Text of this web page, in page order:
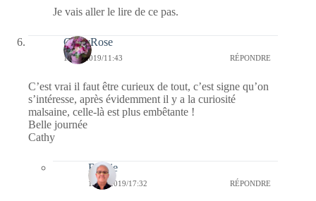
Je vais aller le lire de ce pas.
CathyRose
11/02/2019/11:43 RÉPONDRE
C’est vrai il faut être curieux de tout, c’est signe qu’on
s’intéresse, après évidemment il y a la curiosité
malsaine, celle-là est plus embêtante !
Belle journée
Cathy
Bernie
11/02/2019/17:32 RÉPONDRE